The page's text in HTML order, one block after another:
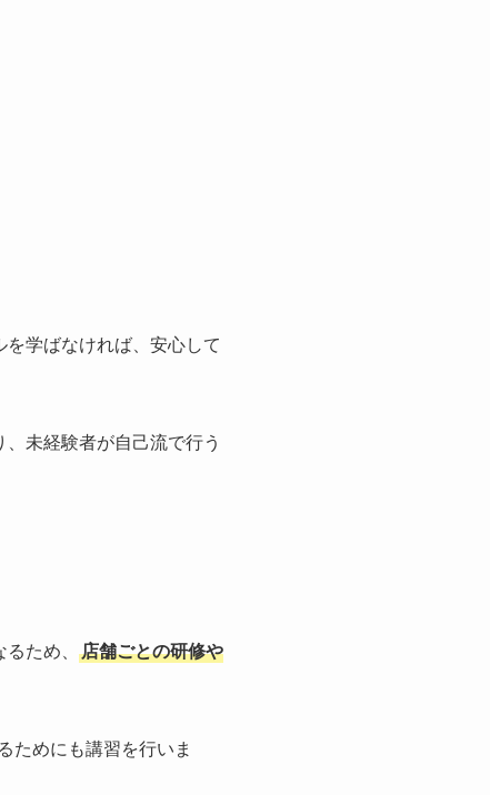
学ばなければ、安心して
未経験者が自己流で行う
ため、
店舗ごとの研修や
ためにも講習を行いま